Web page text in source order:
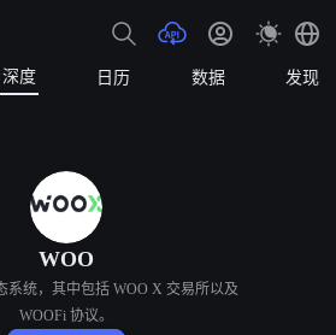
深度 日历 数据 发现
WOO
系统，其中包括 WOO X 交易所以及
WOOFi 协议。